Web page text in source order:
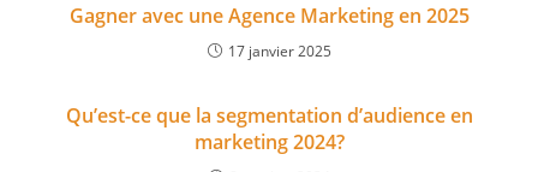
Gagner avec une Agence Marketing en 2025
17 janvier 2025
Qu’est-ce que la segmentation d’audience en
marketing 2024?